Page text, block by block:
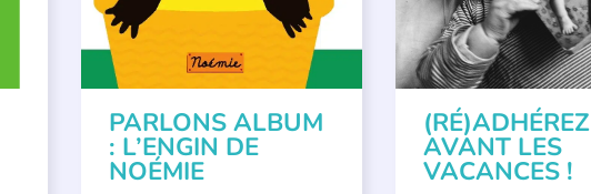
PARLONS ALBUM
: L’ENGIN DE
NOÉMIE
(RÉ)ADHÉREZ
AVANT LES
VACANCES !